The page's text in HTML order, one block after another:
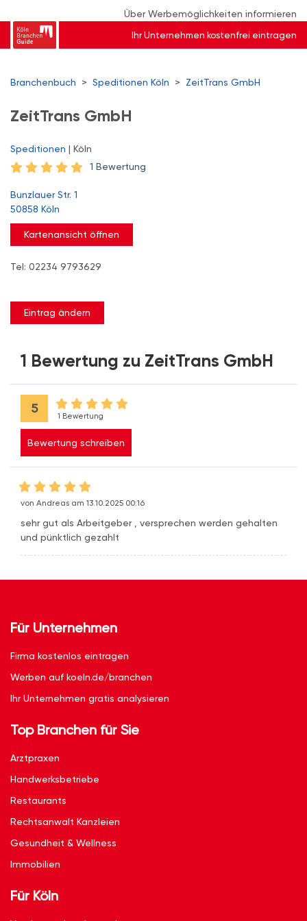
Über Werbemöglichkeiten informieren
Ihr Unternehmen kostenfrei eintragen
Branchenbuch > Speditionen Köln > ZeitTrans GmbH
ZeitTrans GmbH
Speditionen | Köln
1 Bewertung
Bunzlauer Str. 1
50858 Köln
Kartenansicht öffnen
Tel: 02234 9793629
Eintrag ändern
1 Bewertung zu ZeitTrans GmbH
5
1 Bewertung
Bewertung schreiben
von Andreas am 13.10.2025 00:16
sehr gut als Arbeitgeber , versprechen werden gehalten
und pünktlich gezahlt
Für Unternehmen
Firma kostenlos eintragen
Werben auf koeln.de/branchen
Ihr Unternehmen gratis analysieren
Top Branchen für Sie
Arztpraxen
Handwerksbetriebe
Restaurants
Rechtsanwalt Kanzleien
Gesundheit & Wellness
Immobilien
Für Köln